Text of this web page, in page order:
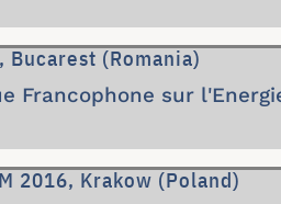
Bucarest (Romania)
Francophone sur
2016, Krakow (Poland)